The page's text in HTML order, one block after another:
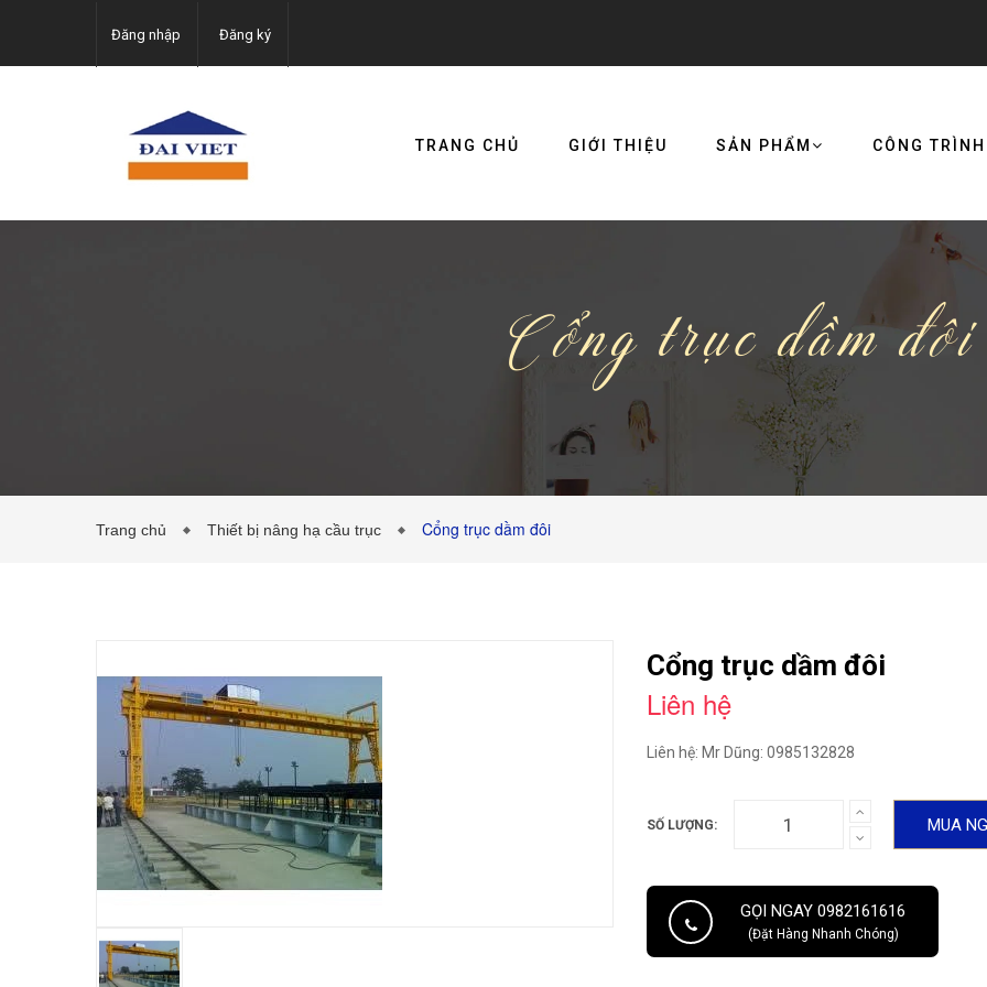
Đăng nhập Đăng ký
TRANG CHỦ GIỚI THIỆU SẢN PHẨM CÔNG
Cổng trục dầm đôi
Trang chủ Thiết bị nâng hạ cầu trục Cổng trục dầm đôi
Cổng trục dầm đôi
Liên hệ
Liên hệ: Mr Dũng: 0985132828
SỐ LƯỢNG: MUA
GỌI NGAY 0982161616
(Đặt Hàng Nhanh Chóng)